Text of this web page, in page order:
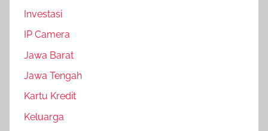
Investasi
IP Camera
Jawa Barat
Jawa Tengah
Kartu Kredit
Keluarga